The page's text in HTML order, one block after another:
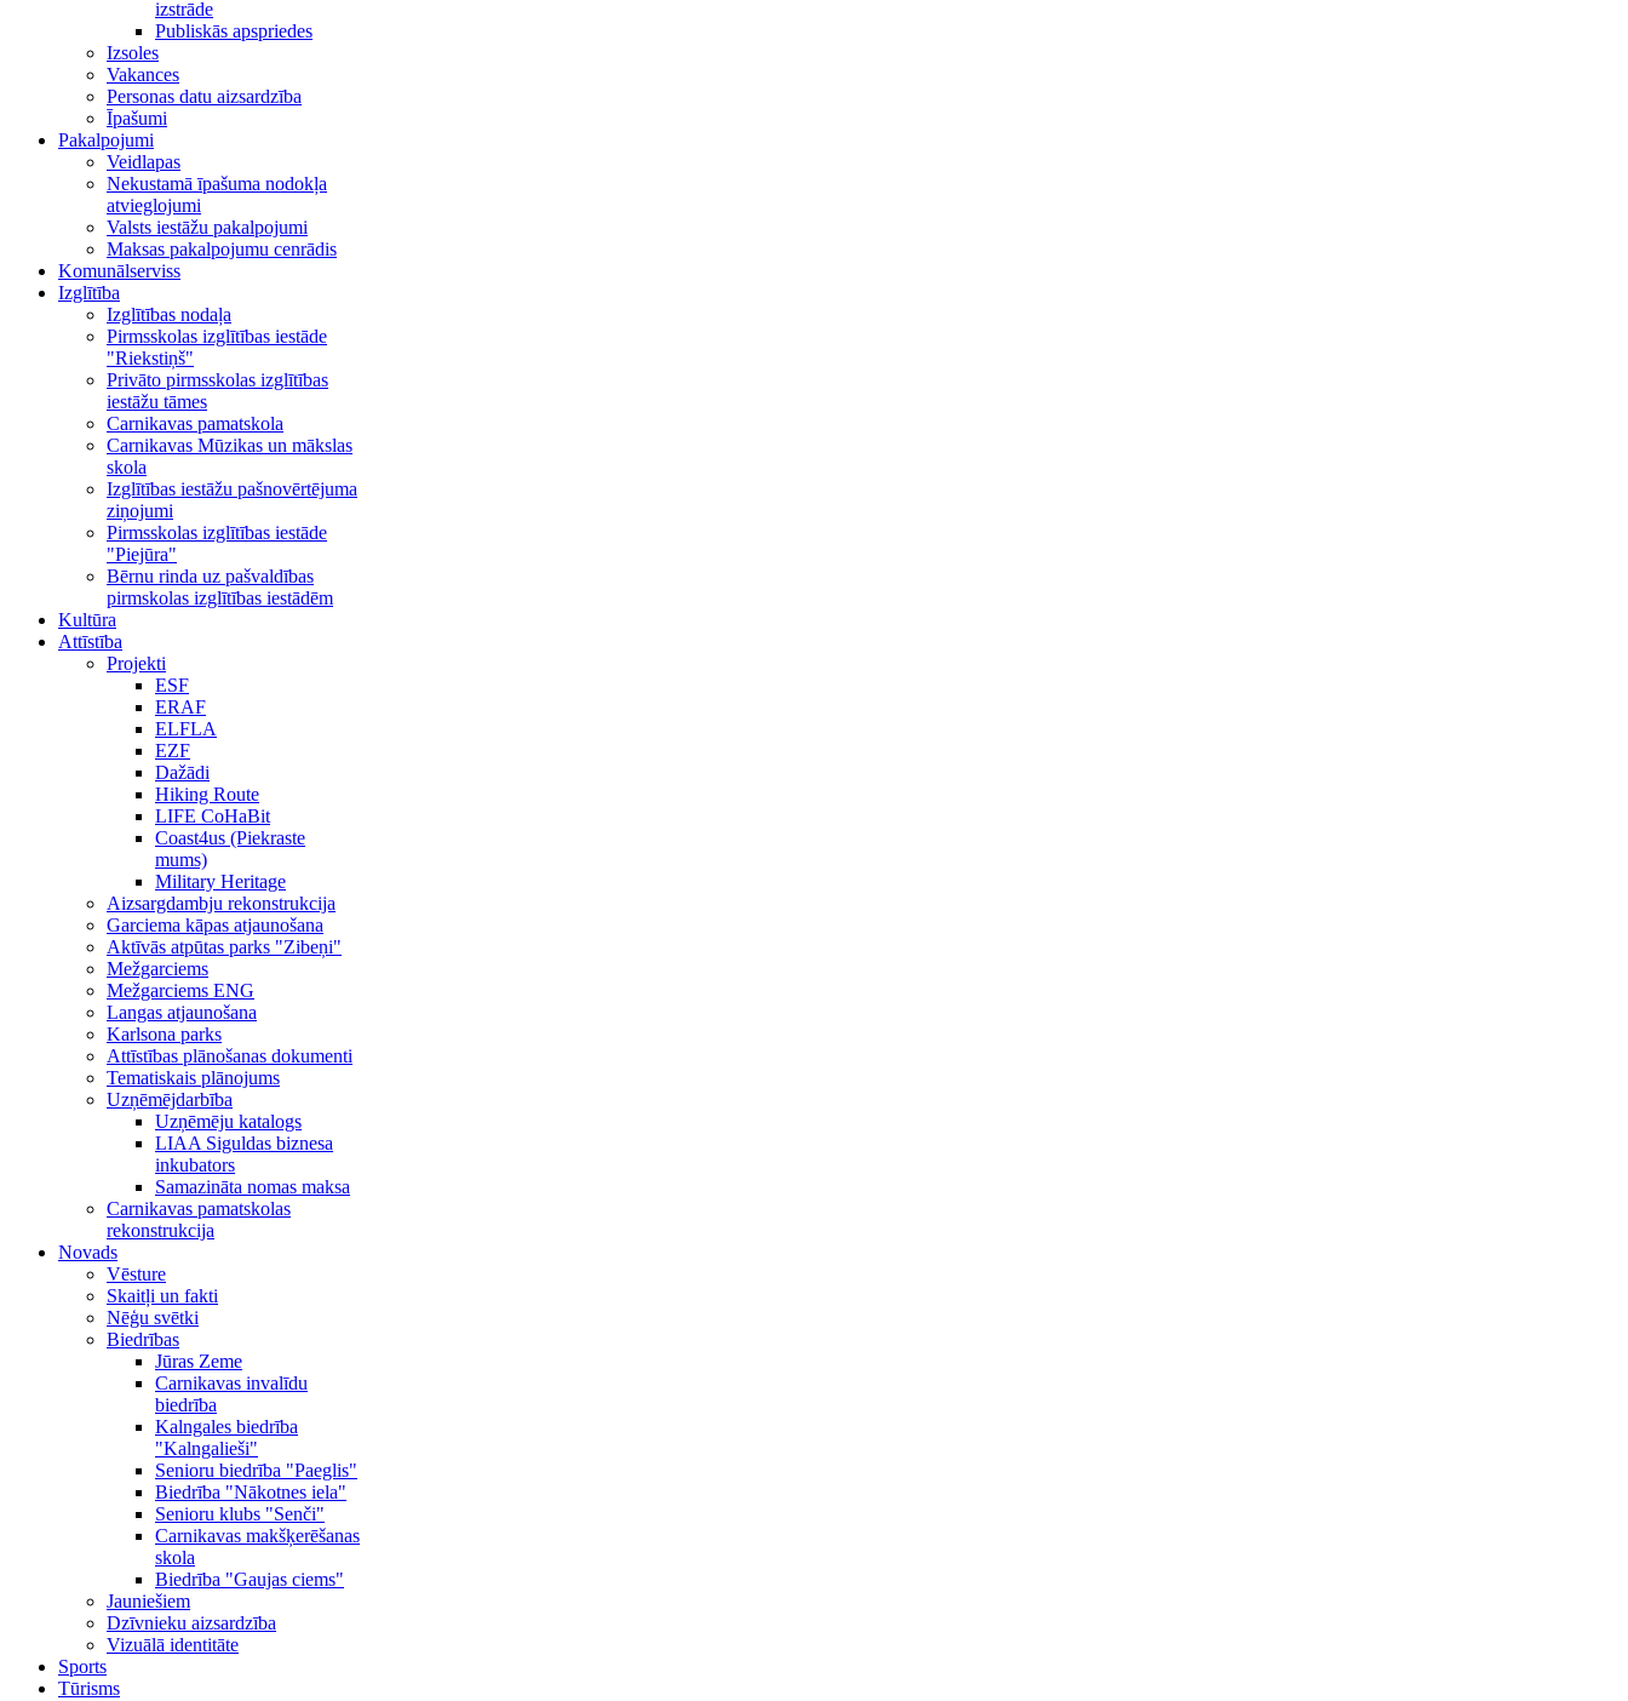
izstrāde
Publiskās apspriedes
Izsoles
Vakances
Personas datu aizsardzība
Īpašumi
Pakalpojumi
Veidlapas
Nekustamā īpašuma nodokļa
atvieglojumi
Valsts iestāžu pakalpojumi
Maksas pakalpojumu cenrādis
Komunālserviss
Izglītība
Izglītības nodaļa
Pirmsskolas izglītības iestāde
"Riekstiņš"
Privāto pirmsskolas izglītības
iestāžu tāmes
Carnikavas pamatskola
Carnikavas Mūzikas un mākslas
skola
Izglītības iestāžu pašnovērtējuma
ziņojumi
Pirmsskolas izglītības iestāde
"Piejūra"
Bērnu rinda uz pašvaldības
pirmskolas izglītības iestādēm
Kultūra
Attīstība
Projekti
ESF
ERAF
ELFLA
EZF
Dažādi
Hiking Route
LIFE CoHaBit
Coast4us (Piekraste
mums)
Military Heritage
Aizsargdambju rekonstrukcija
Garciema kāpas atjaunošana
Aktīvās atpūtas parks "Zibeņi"
Mežgarciems
Mežgarciems ENG
Langas atjaunošana
Karlsona parks
Attīstības plānošanas dokumenti
Tematiskais plānojums
Uzņēmējdarbība
Uzņēmēju katalogs
LIAA Siguldas biznesa
inkubators
Samazināta nomas maksa
Carnikavas pamatskolas
rekonstrukcija
Novads
Vēsture
Skaitļi un fakti
Nēģu svētki
Biedrības
Jūras Zeme
Carnikavas invalīdu
biedrība
Kalngales biedrība
"Kalngalieši"
Senioru biedrība "Paeglis"
Biedrība "Nākotnes iela"
Senioru klubs "Senči"
Carnikavas makšķerēšanas
skola
Biedrība "Gaujas ciems"
Jauniešiem
Dzīvnieku aizsardzība
Vizuālā identitāte
Sports
Tūrisms